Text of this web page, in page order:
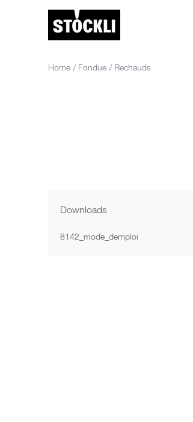
Home / Fondue / Rechauds
Downloads
8142_mode_demploi